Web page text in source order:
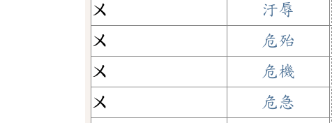
ㄨ
汙辱
ㄨ
危殆
ㄨ
危機
ㄨ
危急